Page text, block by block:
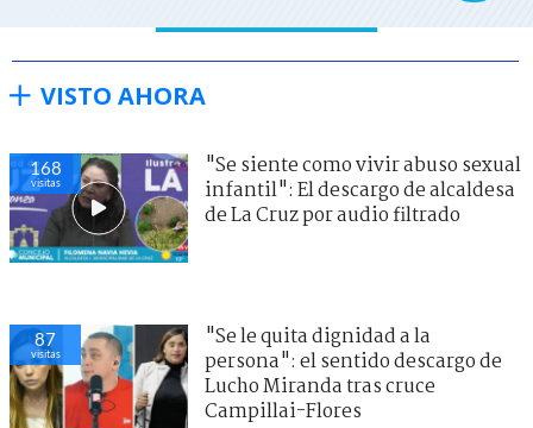
VISTO AHORA
168
visitas
"Se siente como vivir abuso sexual
infantil": El descargo de alcaldesa
de La Cruz por audio filtrado
87
visitas
"Se le quita dignidad a la
persona": el sentido descargo de
Lucho Miranda tras cruce
Campillai-Flores